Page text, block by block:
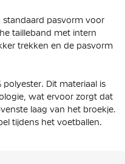
standaard pasvorm voor
tailleband met intern
trekken en de pasvorm
polyester. Dit materiaal is
wat ervoor zorgt dat
laag van het broekje.
tijdens het voetballen.